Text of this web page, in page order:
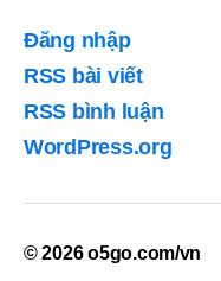
Đăng nhập
RSS bài viết
RSS bình luận
WordPress.org
© 2026o5go.com/vn